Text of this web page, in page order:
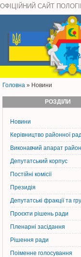
ОФІЦІЙНИЙ САЙТ
Головна » Новини
РОЗДІЛИ
Новини
Керiвництво районної
Виконавчий апарат
Депутатський корпус
Постiйнi комiсiї
Президія
Депутатські фракції та
Проєкти рішень ради
Пленарні засідання
Рішення ради
Поіменне голосування